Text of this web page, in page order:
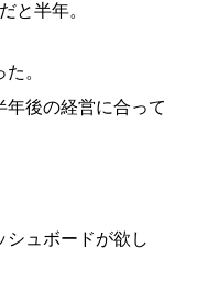
と半年。
。
後の経営に合って
シュボードが欲し